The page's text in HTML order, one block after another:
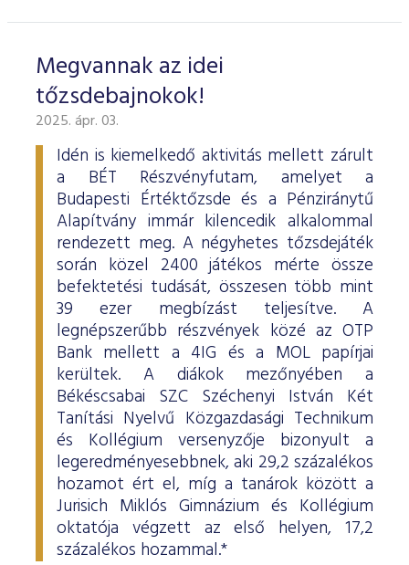
Megvannak az idei
tőzsdebajnokok!
2025. ápr. 03.
Idén is kiemelkedő aktivitás mellett zárult
a BÉT Részvényfutam, amelyet a
Budapesti Értéktőzsde és a Pénziránytű
Alapítvány immár kilencedik alkalommal
rendezett meg. A négyhetes tőzsdejáték
során közel 2400 játékos mérte össze
befektetési tudását, összesen több mint
39 ezer megbízást teljesítve. A
legnépszerűbb részvények közé az OTP
Bank mellett a 4IG és a MOL papírjai
kerültek. A diákok mezőnyében a
Békéscsabai SZC Széchenyi István Két
Tanítási Nyelvű Közgazdasági Technikum
és Kollégium versenyzője bizonyult a
legeredményesebbnek, aki 29,2 százalékos
hozamot ért el, míg a tanárok között a
Jurisich Miklós Gimnázium és Kollégium
oktatója végzett az első helyen, 17,2
százalékos hozammal.*